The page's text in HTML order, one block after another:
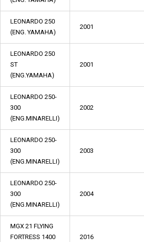
LEONARDO 250
(ENG. YAMAHA)
2001
LEONARDO 250
ST
(ENG.YAMAHA)
2001
LEONARDO 250-
300
(ENG.MINARELLI)
2002
LEONARDO 250-
300
(ENG.MINARELLI)
2003
LEONARDO 250-
300
(ENG.MINARELLI)
2004
MGX 21 FLYING
FORTRESS 1400
2016